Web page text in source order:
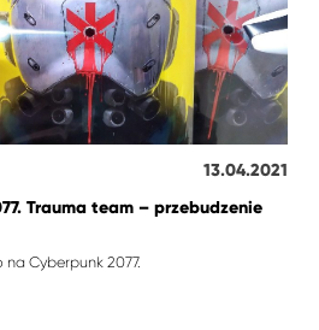
13.04.2021
Trauma team – przebudzenie
Cyberpunk 2077.